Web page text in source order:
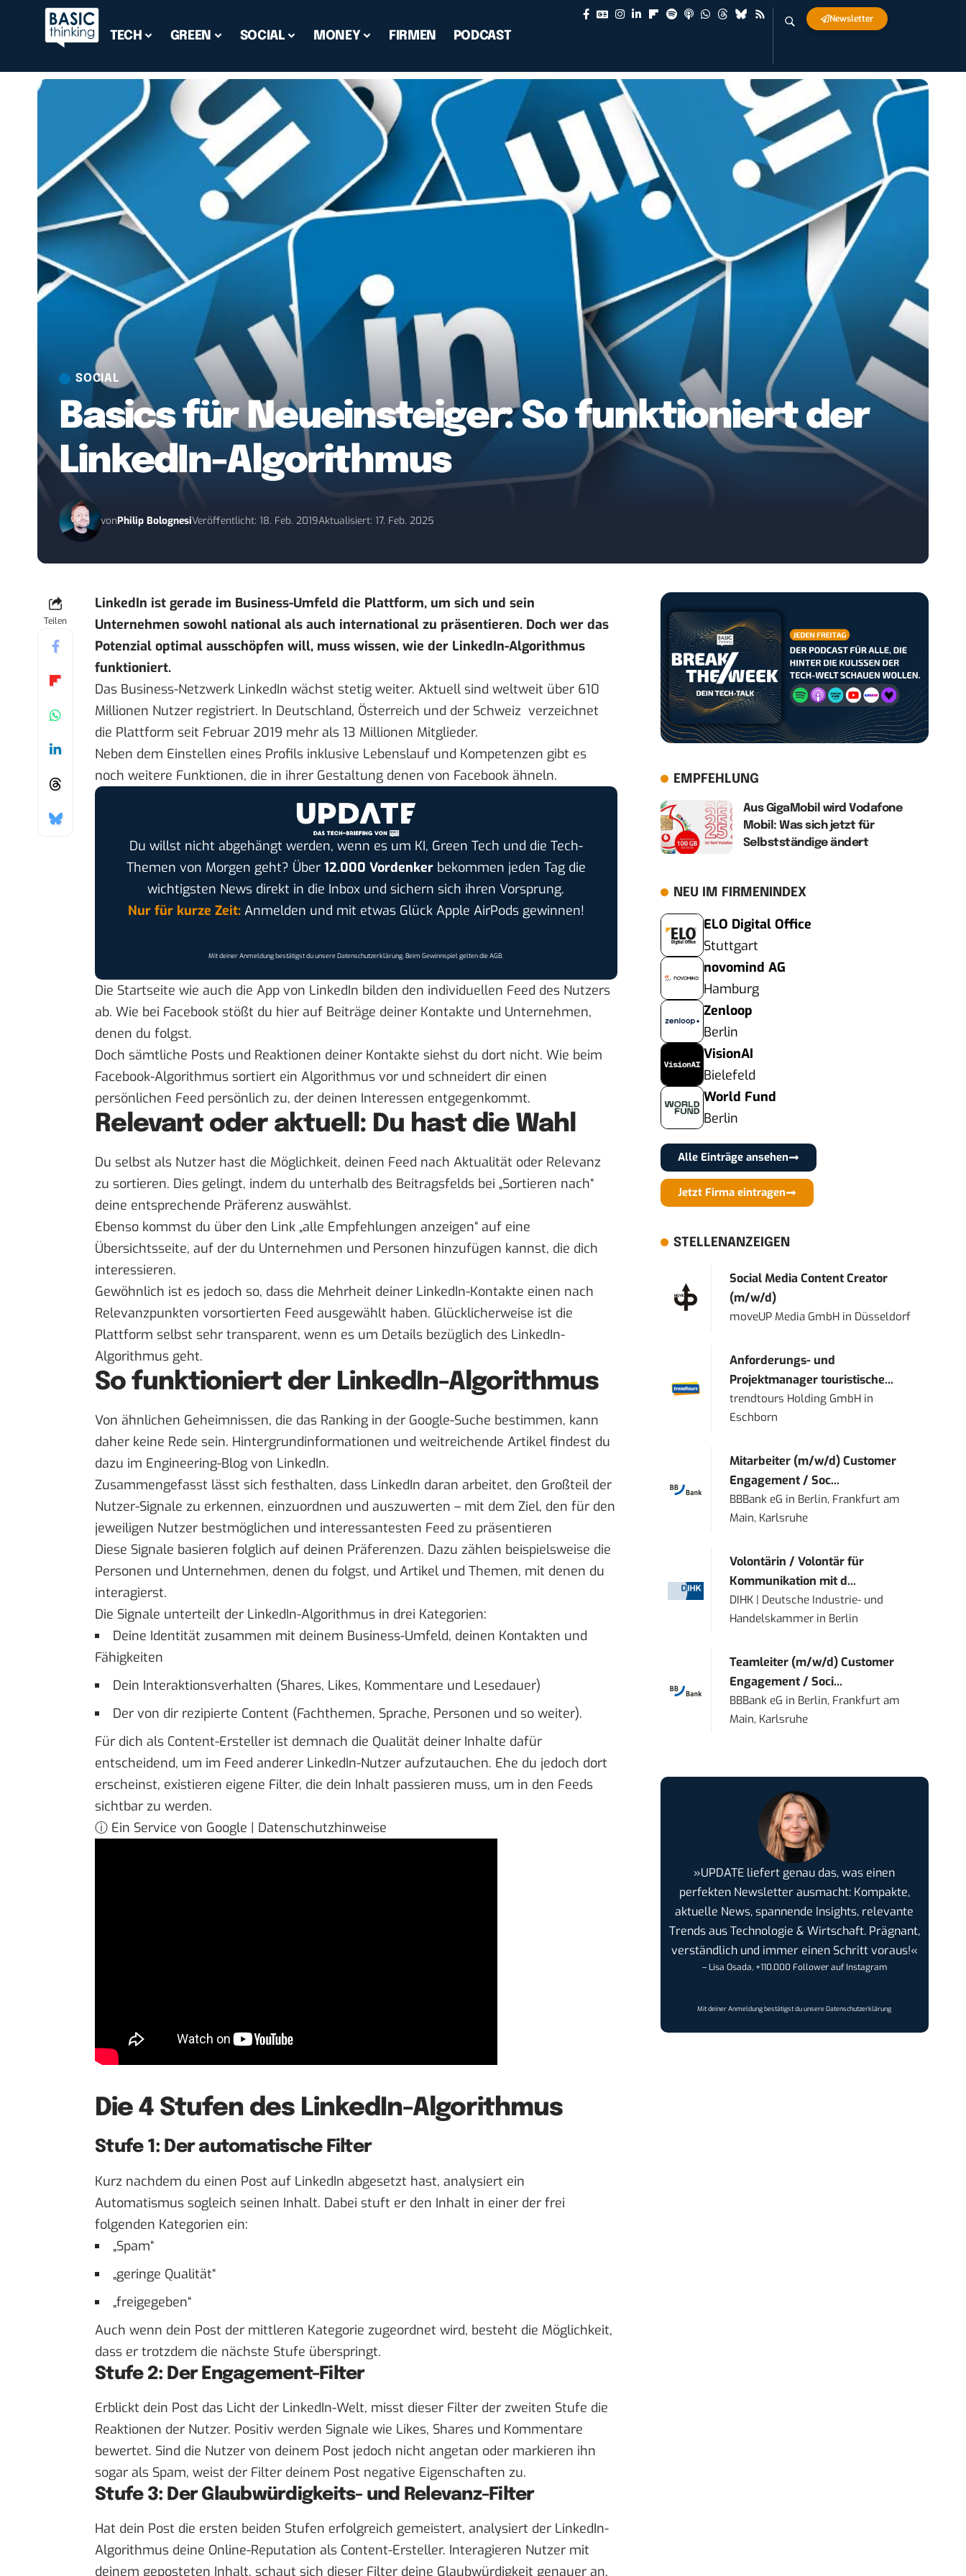
TECH GREEN SOCIAL MONEY FIRMEN PODCAST
Newsletter
SOCIAL
Basics für Neueinsteiger: So funktioniert der
LinkedIn-Algorithmus
vonPhilip BolognesiVeröffentlicht: 18. Feb. 2019Aktualisiert: 17. Feb. 2025
Teilen
LinkedIn ist gerade im Business-Umfeld die Plattform, um sich und sein
Unternehmen sowohl national als auch international zu präsentieren. Doch wer das
Potenzial optimal ausschöpfen will, muss wissen, wie der LinkedIn-Algorithmus
funktioniert.
Das Business-Netzwerk LinkedIn wächst stetig weiter. Aktuell sind weltweit über 610
Millionen Nutzer registriert. In Deutschland, Österreich und der Schweiz verzeichnet
die Plattform seit Februar 2019 mehr als 13 Millionen Mitglieder.
Neben dem Einstellen eines Profils inklusive Lebenslauf und Kompetenzen gibt es
noch weitere Funktionen, die in ihrer Gestaltung denen von Facebook ähneln.
Du willst nicht abgehängt werden, wenn es um KI, Green Tech und die Tech-
Themen von Morgen geht? Über 12.000 Vordenkerbekommen jeden Tag die
wichtigsten News direkt in die Inbox und sichern sich ihren Vorsprung.
Nur für kurze Zeit:Anmelden und mit etwas Glück Apple AirPods gewinnen!
Mit deiner Anmeldung bestätigst du unsereDatenschutzerklärung. Beim Gewinnspiel gelten dieAGB.
Die Startseite wie auch die App von LinkedIn bilden den individuellen Feed des Nutzers
ab. Wie bei Facebook stößt du hier auf Beiträge deiner Kontakte und Unternehmen,
denen du folgst.
Doch sämtliche Posts und Reaktionen deiner Kontakte siehst du dort nicht. Wie beim
Facebook-Algorithmus sortiert ein Algorithmus vor und schneidert dir einen
persönlichen Feed persönlich zu, der deinen Interessen entgegenkommt.
Relevant oder aktuell: Du hast die Wahl
Du selbst als Nutzer hast die Möglichkeit, deinen Feed nach Aktualität oder Relevanz
zu sortieren. Dies gelingt, indem du unterhalb des Beitragsfelds bei „Sortieren nach“
deine entsprechende Präferenz auswählst.
Ebenso kommst du über den Link „alle Empfehlungen anzeigen“ auf eine
Übersichtsseite, auf der du Unternehmen und Personen hinzufügen kannst, die dich
interessieren.
Gewöhnlich ist es jedoch so, dass die Mehrheit deiner LinkedIn-Kontakte einen nach
Relevanzpunkten vorsortierten Feed ausgewählt haben. Glücklicherweise ist die
Plattform selbst sehr transparent, wenn es um Details bezüglich des LinkedIn-
Algorithmus geht.
So funktioniert der LinkedIn-Algorithmus
Von ähnlichen Geheimnissen, die das Ranking in der Google-Suche bestimmen, kann
daher keine Rede sein. Hintergrundinformationen und weitreichende Artikel findest du
dazu im Engineering-Blog von LinkedIn.
Zusammengefasst lässt sich festhalten, dass LinkedIn daran arbeitet, den Großteil der
Nutzer-Signale zu erkennen, einzuordnen und auszuwerten – mit dem Ziel, den für den
jeweiligen Nutzer bestmöglichen und interessantesten Feed zu präsentieren
Diese Signale basieren folglich auf deinen Präferenzen. Dazu zählen beispielsweise die
Personen und Unternehmen, denen du folgst, und Artikel und Themen, mit denen du
interagierst.
Die Signale unterteilt der LinkedIn-Algorithmus in drei Kategorien:
Deine Identität zusammen mit deinem Business-Umfeld, deinen Kontakten und
Fähigkeiten
Dein Interaktionsverhalten (Shares, Likes, Kommentare und Lesedauer)
Der von dir rezipierte Content (Fachthemen, Sprache, Personen und so weiter).
Für dich als Content-Ersteller ist demnach die Qualität deiner Inhalte dafür
entscheidend, um im Feed anderer LinkedIn-Nutzer aufzutauchen. Ehe du jedoch dort
erscheinst, existieren eigene Filter, die dein Inhalt passieren muss, um in den Feeds
sichtbar zu werden.
ⓘ Ein Service von Google | Datenschutzhinweise
Die 4 Stufen des LinkedIn-Algorithmus
Stufe 1: Der automatische Filter
Kurz nachdem du einen Post auf LinkedIn abgesetzt hast, analysiert ein
Automatismus sogleich seinen Inhalt. Dabei stuft er den Inhalt in einer der frei
folgenden Kategorien ein:
„Spam“
„geringe Qualität“
„freigegeben“
Auch wenn dein Post der mittleren Kategorie zugeordnet wird, besteht die Möglichkeit,
dass er trotzdem die nächste Stufe überspringt.
Stufe 2: Der Engagement-Filter
Erblickt dein Post das Licht der LinkedIn-Welt, misst dieser Filter der zweiten Stufe die
Reaktionen der Nutzer. Positiv werden Signale wie Likes, Shares und Kommentare
bewertet. Sind die Nutzer von deinem Post jedoch nicht angetan oder markieren ihn
sogar als Spam, weist der Filter deinem Post negative Eigenschaften zu.
Stufe 3: Der Glaubwürdigkeits- und Relevanz-Filter
Hat dein Post die ersten beiden Stufen erfolgreich gemeistert, analysiert der LinkedIn-
Algorithmus deine Online-Reputation als Content-Ersteller. Interagieren Nutzer mit
deinem geposteten Inhalt, schaut sich dieser Filter deine Glaubwürdigkeit genauer an.
EMPFEHLUNG
Aus GigaMobil wird Vodafone
Mobil: Was sich jetzt für
Selbstständige ändert
NEU IM FIRMENINDEX
ELO Digital Office
Stuttgart
novomind AG
Hamburg
Zenloop
Berlin
VisionAI
Bielefeld
World Fund
Berlin
Alle Einträge ansehen
Jetzt Firma eintragen
STELLENANZEIGEN
Social Media Content Creator
(m/w/d)
moveUP Media GmbH in Düsseldorf
Anforderungs- und
Projektmanager touristische...
trendtours Holding GmbH in
Eschborn
Mitarbeiter (m/w/d) Customer
Engagement / Soc...
BBBank eG in Berlin, Frankfurt am
Main, Karlsruhe
Volontärin / Volontär für
Kommunikation mit d...
DIHK | Deutsche Industrie- und
Handelskammer in Berlin
Teamleiter (m/w/d) Customer
Engagement / Soci...
BBBank eG in Berlin, Frankfurt am
Main, Karlsruhe
»UPDATE liefert genau das, was einen
perfekten Newsletter ausmacht: Kompakte,
aktuelle News, spannende Insights, relevante
Trends aus Technologie & Wirtschaft. Prägnant,
verständlich und immer einen Schritt voraus!«
– Lisa Osada, +110.000 Follower auf Instagram
Mit deiner Anmeldung bestätigst du unsereDatenschutzerklärung